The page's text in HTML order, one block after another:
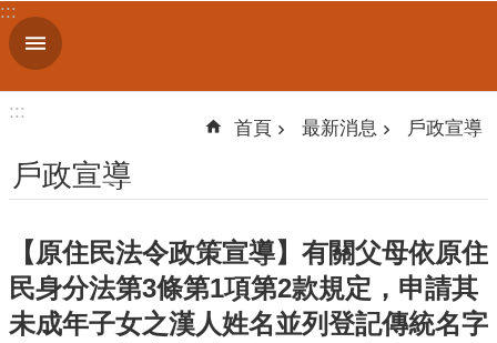
跳到主要內容區塊
進
階
關
簡
介
:::
:::
首頁 最新消息 戶政宣導
戶政宣導
【原住民法令政策宣導】有關父母依原住
民身分法第3條第1項第2款規定，申請其
未成年子女之漢人姓名並列登記傳統名字